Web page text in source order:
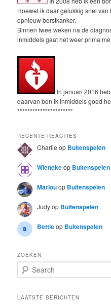
Hoewel ik daar gelukkig snel
opnieuw borstkanker.
Binnen twee weken na de
inmiddels gaat het weer prima
In januari 2016
daarvan ben ik inmiddels goed
**********************
RECENTE REACTIES
Charlie op Buitenspelen
Wienekeop Buitenspelen
Marlouop Buitenspelen
Judyop Buitenspelen
Bettieop Buitenspelen
ZOEKEN
e
rLAATSTE BERICHTEN